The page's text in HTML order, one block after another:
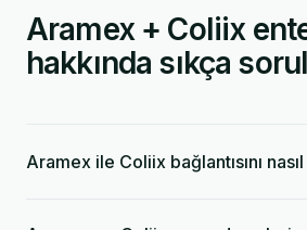
Aramex + Coliix
hakkında sıkça
Aramex ile Coliix bağlantısını